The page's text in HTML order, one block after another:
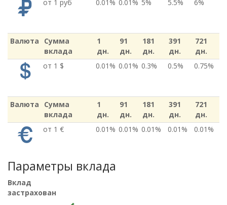
от 1 руб
0.01% 0.01% 5% 5.5% 6%
Валюта
Сумма
вклада
1
дн.
91
дн.
181
дн.
391
дн.
721
дн.
от 1 $
0.01% 0.01% 0.3% 0.5% 0.75%
Валюта
Сумма
вклада
1
дн.
91
дн.
181
дн.
391
дн.
721
дн.
от 1 €
0.01% 0.01% 0.01% 0.01% 0.01%
Параметры вклада
Вклад
застрахован